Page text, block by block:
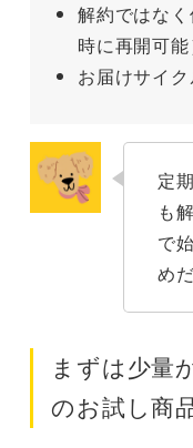
解約ではな
時に再開可能
お届けサイ
定
も
で
め
まずは少量
のお試し商